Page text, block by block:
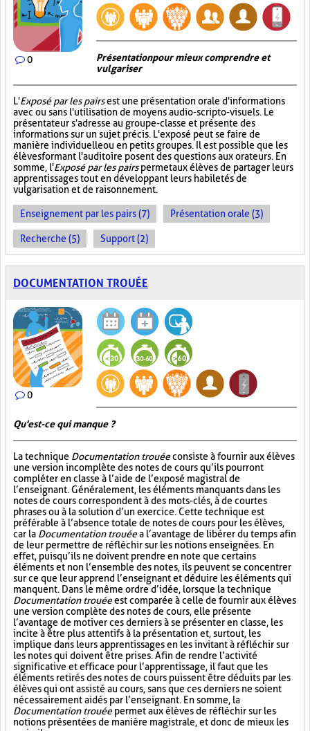
0
Présentation pour mieux comprendre et
vulgariser
L'Exposé par les pairsest une présentation orale d'informations
avec ou sans l'utilisation de moyens audio-scripto-visuels. Le
présentateur s'adresse au groupe-classe et présente des
informations sur un sujet précis. L'exposé peut se faire de
manière individuelle ou en petits groupes. Il est possible que les
élèves formant l'auditoire posent des questions aux orateurs. En
somme, l'Exposé par les pairspermet aux élèves de partager leurs
apprentissages tout en développant leurs habiletés de
vulgarisation et de raisonnement.
Enseignement par les pairs (7) Présentation orale (3)
Recherche (5) Support (2)
DOCUMENTATION TROUÉE
0
Qu'est-ce qui manque ?
La technique Documentation trouéeconsiste à fournir aux élèves
une version incomplète des notes de cours qu’ils pourront
compléter en classe à l’aide de l’exposé magistral de
l’enseignant. Généralement, les éléments manquants dans les
notes de cours correspondent à des mots-clés, à de courtes
phrases ou à la solution d’un exercice. Cette technique est
préférable à l’absence totale de notes de cours pour les élèves,
car la Documentation trouéea l’avantage de libérer du temps afin
de leur permettre de réfléchir sur les notions enseignées. En
effet, puisqu’ils ne doivent prendre en note que certains
éléments et non l’ensemble des notes, ils peuvent se concentrer
sur ce que leur apprend l’enseignant et déduire les éléments qui
manquent. Dans le même ordre d’idée, lorsque la technique
Documentation trouéeest comparée à celle de fournir aux élèves
une version complète des notes de cours, elle présente
l’avantage de motiver ces derniers à se présenter en classe, les
incite à être plus attentifs à la présentation et, surtout, les
implique dans leurs apprentissages en les invitant à réfléchir sur
les notes qui doivent être prises. Afin de rendre l’activité
significative et efficace pour l’apprentissage, il faut que les
éléments retirés des notes de cours puissent être déduits par les
élèves qui ont assisté au cours, sans que ces derniers ne soient
nécessairement aidés par l’enseignant. En somme, la
Documentation trouéepermet aux élèves de réfléchir sur les
notions présentées de manière magistrale, et donc de mieux les